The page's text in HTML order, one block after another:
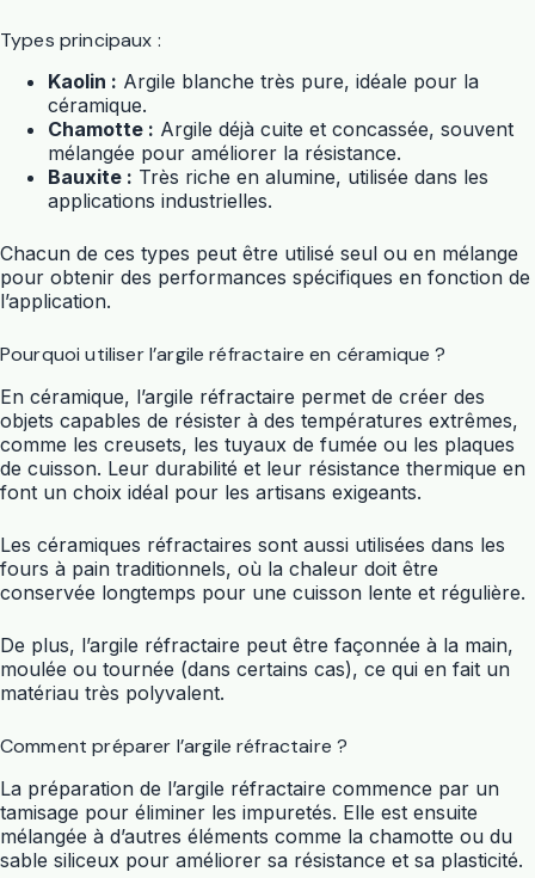
Types principaux :
Kaolin : Argile blanche très pure, idéale pour la
céramique.
Chamotte : Argile déjà cuite et concassée, souvent
mélangée pour améliorer la résistance.
Bauxite : Très riche en alumine, utilisée dans les
applications industrielles.
Chacun de ces types peut être utilisé seul ou en mélange
pour obtenir des performances spécifiques en fonction de
l’application.
Pourquoi utiliser l’argile réfractaire en céramique ?
En céramique, l’argile réfractaire permet de créer des
objets capables de résister à des températures extrêmes,
comme les creusets, les tuyaux de fumée ou les plaques
de cuisson. Leur durabilité et leur résistance thermique en
font un choix idéal pour les artisans exigeants.
Les céramiques réfractaires sont aussi utilisées dans les
fours à pain traditionnels, où la chaleur doit être
conservée longtemps pour une cuisson lente et régulière.
De plus, l’argile réfractaire peut être façonnée à la main,
moulée ou tournée (dans certains cas), ce qui en fait un
matériau très polyvalent.
Comment préparer l’argile réfractaire ?
La préparation de l’argile réfractaire commence par un
tamisage pour éliminer les impuretés. Elle est ensuite
mélangée à d’autres éléments comme la chamotte ou du
sable siliceux pour améliorer sa résistance et sa plasticité.